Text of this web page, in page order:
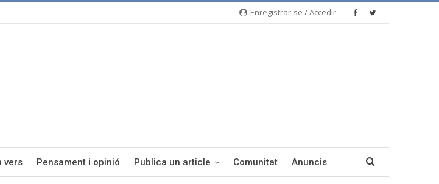
Enregistrar-se / Accedir
vers Pensament i opinió Publica un article Comunitat Anuncis